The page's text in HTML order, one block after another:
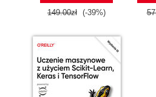
149.00zł (-39%)